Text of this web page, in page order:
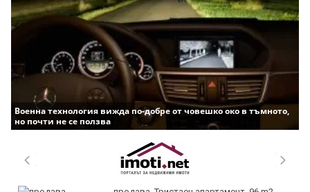
Военна технология вижда по-добре от човешко око в тъмното,
но почти не се ползва